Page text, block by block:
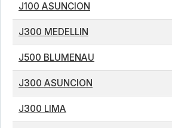
J100 ASUNCION
J300 MEDELLIN
J500 BLUMENAU
J300 ASUNCION
J300 LIMA